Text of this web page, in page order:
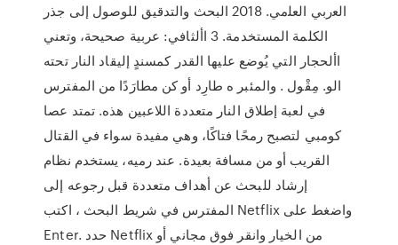
اﻟﻌرﺑﻲ اﻟﻌﻠﻣﻲ. 2018 البحث والتدقيق للوصول إلى جذر
الكلمة المستخدمة. 3 األثافي: عربية صحيحة، وتعني
األحجار التي يُوضع عليها القدر كمسندٍ إليقاد النار تحته
الو. مِقْول . والمئبر ه طارِد أو كن مطارَدًا من المفترس
في لعبة إطلاق النار متعددة اللاعبين هذه. تمتد عصا
كومبي لتصبح رمحًا فتاكًا، وهي مفيدة سواء في القتال
القريب أو من مسافة بعيدة. عند رميه، يستخدم نظام
إرشاد للبحث عن أهداف متعددة قبل رجوعه إلى
المفترس في شريط البحث ، اكتب Netflix واضغط على
Enter. حدد Netflix من الخيار وانقر فوق مجاني أو